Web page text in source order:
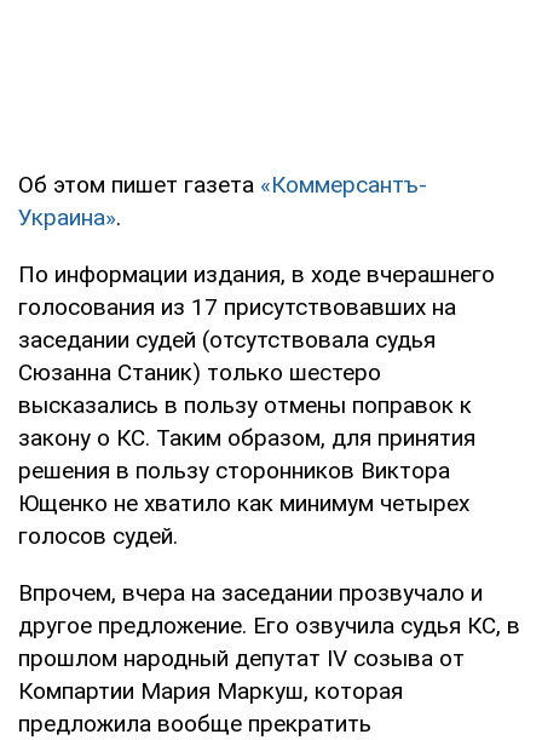
Об этом пишет газета «Коммерсантъ-
Украина».
По информации издания, в ходе вчерашнего
голосования из 17 присутствовавших на
заседании судей (отсутствовала судья
Сюзанна Станик) только шестеро
высказались в пользу отмены поправок к
закону о КС. Таким образом, для принятия
решения в пользу сторонников Виктора
Ющенко не хватило как минимум четырех
голосов судей.
Впрочем, вчера на заседании прозвучало и
другое предложение. Его озвучила судья КС, в
прошлом народный депутат IV созыва от
Компартии Мария Маркуш, которая
предложила вообще прекратить